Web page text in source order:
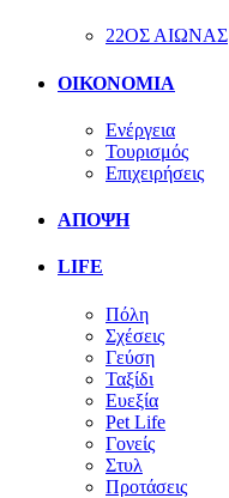
22ΟΣ ΑΙΩΝΑΣ
ΟΙΚΟΝΟΜΙΑ
Ενέργεια
Τουρισμός
Επιχειρήσεις
ΑΠΟΨΗ
LIFE
Πόλη
Σχέσεις
Γεύση
Ταξίδι
Ευεξία
Pet Life
Γονείς
Στυλ
Προτάσεις